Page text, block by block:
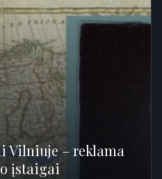
Vilniuje – reklama
įstaigai